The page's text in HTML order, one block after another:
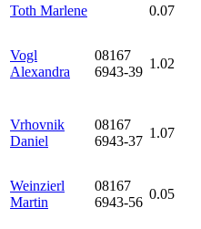
Toth Marlene
0.07
Vogl
Alexandra
08167
6943-39
1.02
Vrhovnik
Daniel
08167
6943-37
1.07
Weinzierl
Martin
08167
6943-56
0.05